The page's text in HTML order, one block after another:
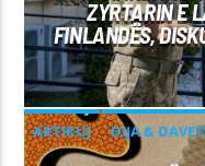
ZYRTARIN E
FINLANDËS,
ARTIKUJ DIJA &